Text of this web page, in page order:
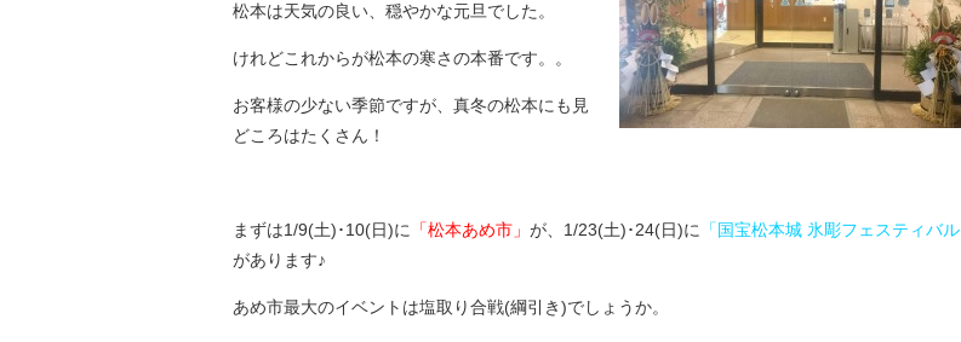
松本は天気の良い、穏やかな元旦でした。
けれどこれからが松本の寒さの本番です。。
お客様の少ない季節ですが、真冬の松本にも見
どころはたくさん！
まずは1/9(土)･10(日)に 「松本あめ市 」 が、1/23(土)･24(日)に 「国宝松本城 氷彫フェスティバル
があります♪
あめ市最大のイベントは塩取り合戦(綱引き)でしょうか。